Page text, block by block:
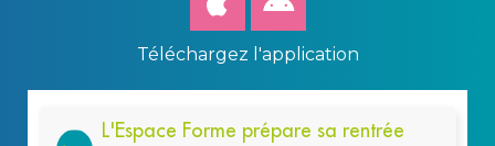
Téléchargez l'application